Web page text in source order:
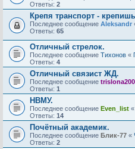
Ответы: 2
Крепя транспорт -
Последнее сообщение Aleksandr
Ответы: 65
Отличный стрелок.
Последнее сообщение Тихонов «
Ответы: 4
Отличный связист ЖД.
Последнее сообщение
Ответы: 1
НВМУ.
Последнее сообщение Even_list «
Ответы: 14
Почётный академик.
Последнее сообщение Блик-77 «
Ответы: 2